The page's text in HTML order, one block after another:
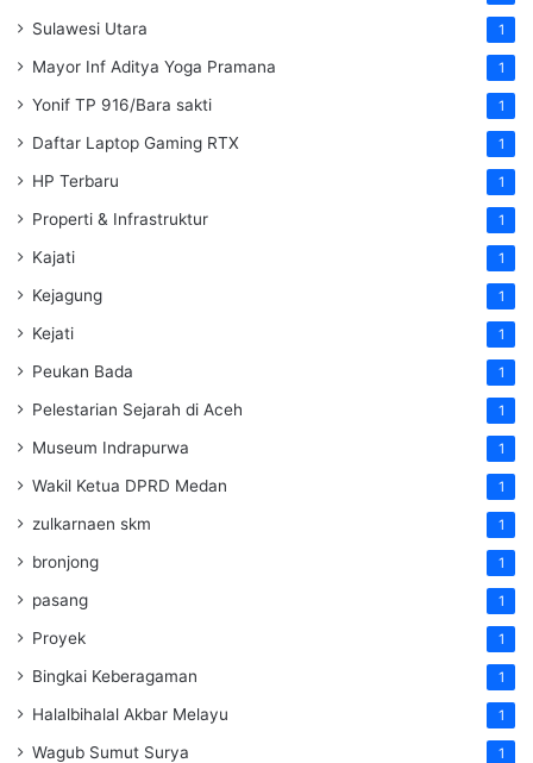
Sulawesi Utara 1
Mayor Inf Aditya Yoga Pramana 1
Yonif TP 916/Bara sakti 1
Daftar Laptop Gaming RTX 1
HP Terbaru 1
Properti & Infrastruktur 1
Kajati 1
Kejagung 1
Kejati 1
Peukan Bada 1
Pelestarian Sejarah di Aceh 1
Museum Indrapurwa 1
Wakil Ketua DPRD Medan 1
zulkarnaen skm 1
bronjong 1
pasang 1
Proyek 1
Bingkai Keberagaman 1
Halalbihalal Akbar Melayu 1
Wagub Sumut Surya 1